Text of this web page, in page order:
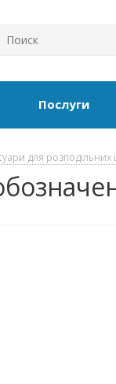
Послуги
для розподільних